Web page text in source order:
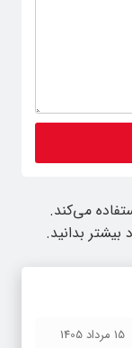
می‌کند.
بدانید.
15 مرداد 1405